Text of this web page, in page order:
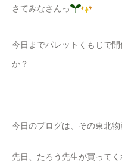
さてみなさんっ
今日までパレットくもじで
か？
今日のブログは、その東北
先日、たろう先生が買ってく